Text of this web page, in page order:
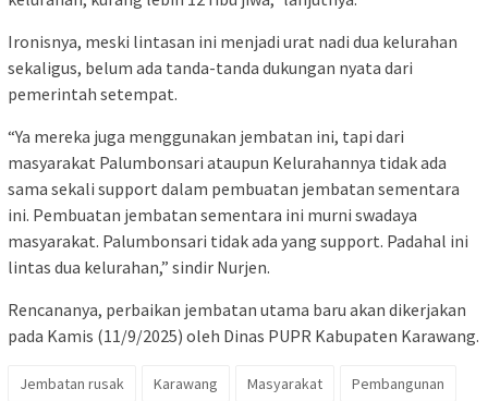
Ironisnya, meski lintasan ini menjadi urat nadi dua kelurahan
sekaligus, belum ada tanda-tanda dukungan nyata dari
pemerintah setempat.
“Ya mereka juga menggunakan jembatan ini, tapi dari
masyarakat Palumbonsari ataupun Kelurahannya tidak ada
sama sekali support dalam pembuatan jembatan sementara
ini. Pembuatan jembatan sementara ini murni swadaya
masyarakat. Palumbonsari tidak ada yang support. Padahal ini
lintas dua kelurahan,” sindir Nurjen.
Rencananya, perbaikan jembatan utama baru akan dikerjakan
pada Kamis (11/9/2025) oleh Dinas PUPR Kabupaten Karawang.
Jembatan rusak Karawang Masyarakat Pembangunan